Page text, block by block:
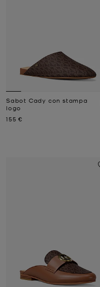
Sabot Cady con stampa
logo
Prezzo attuale
155 €